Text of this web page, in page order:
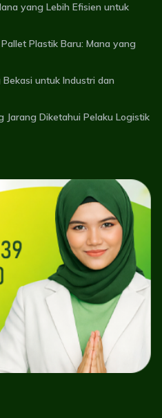
yang Lebih Efisien untuk
Plastik Baru: Mana yang
untuk Industri dan
Jarang Diketahui Pelaku Logistik